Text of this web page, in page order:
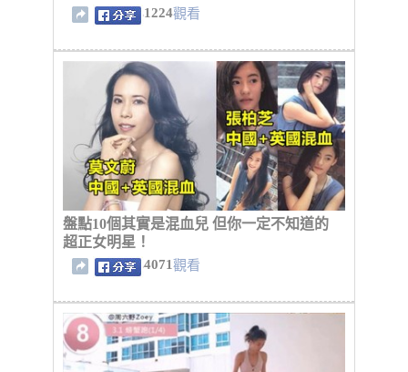
1224觀看
盤點10個其實是混血兒 但你一定不知道的
超正女明星！
4071觀看